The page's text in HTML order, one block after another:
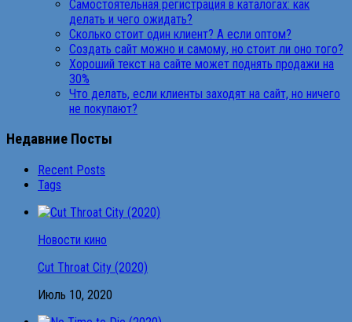
Самостоятельная регистрация в каталогах: как
делать и чего ожидать?
Сколько стоит один клиент? А если оптом?
Создать сайт можно и самому, но стоит ли оно того?
Хороший текст на сайте может поднять продажи на
30%
Что делать, если клиенты заходят на сайт, но ничего
не покупают?
Недавние Посты
Recent Posts
Tags
Новости кино
Cut Throat City (2020)
Июль 10, 2020